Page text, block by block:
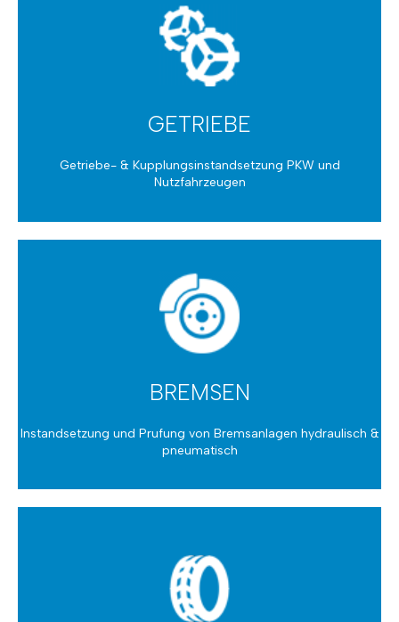
MOTOR
GETRIEBE
Getriebe- & Kupplungsinstandsetzung PKW und
Nutzfahrzeugen
GETRIEBE
BREMSEN
Instandsetzung und Prufung von Bremsanlagen hydraulisch &
pneumatisch
BREMSEN